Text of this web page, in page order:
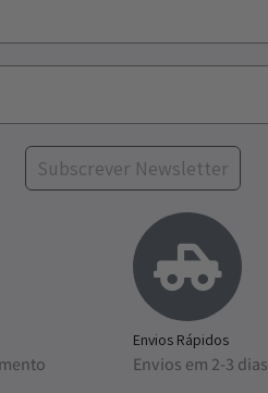
Subscrever Newsletter
Envios Rápidos
Envios em 2-3 dias